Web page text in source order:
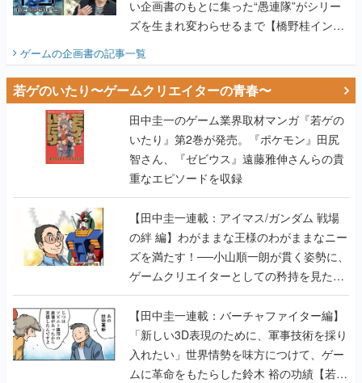
い企画書のもとに集った“愚連隊”がシリー
ズを生まれ変わらせるまで【橋野桂インタ
ゲームの企画書の記事一覧
若ゲのいたり〜ゲームクリエイターの青春〜
田中圭一のゲーム業界取材マンガ『若ゲの
いたり』第2巻が発売。『ポケモン』田尻
智さん、『ゼビウス』遠藤雅伸さんらの貴
重なエピソードを収録
【田中圭一連載：アイマス/ガンダム 戦場
の絆 編】わがままな王様のわがままなニー
ズを満たす！──小山順一朗が貫く姿勢に、
ゲームクリエイターとしての矜持を見た
【若ゲのいたり最終回】
【田中圭一連載：バーチャファイター編】
「新しい3D表現のために、軍事技術を採り
入れたい」世界情勢を味方につけて、ゲー
ムに革命をもたらした鈴木 裕の功績【若ゲ